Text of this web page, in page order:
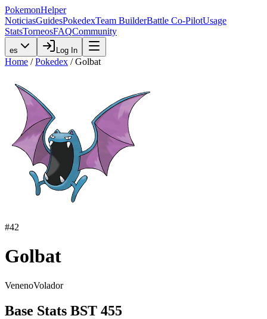
PokemonHelper
NoticiasGuidesPokedexTeam BuilderBattle Co-PilotUsage
StatsTorneosFAQCommunity
es Log In
Home / Pokedex / Golbat
#42
Golbat
VenenoVolador
Base Stats BST 455